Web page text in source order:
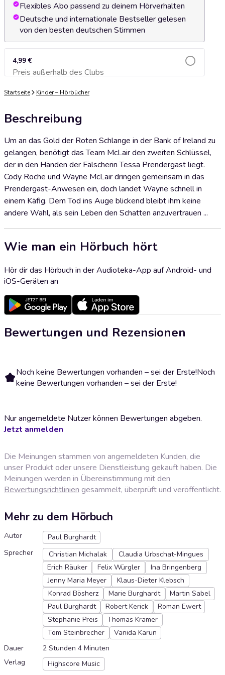
Flexibles Abo passend zu deinem Hörverhalten
Deutsche und internationale Bestseller gelesen
von den besten deutschen Stimmen
4,99 €
Preis außerhalb des ClubsZum Warenkorb hinzufügen
Startseite Kinder – Hörbücher
Beschreibung
Um an das Gold der Roten Schlange in der Bank of Ireland zu
gelangen, benötigt das Team McLair den zweiten Schlüssel,
der in den Händen der Fälscherin Tessa Prendergast liegt.
Cody Roche und Wayne McLair dringen gemeinsam in das
Prendergast-Anwesen ein, doch landet Wayne schnell in
einem Käfig. Dem Tod ins Auge blickend bleibt ihm keine
andere Wahl, als sein Leben den Schatten anzuvertrauen ...
Wie man ein Hörbuch hört
Hör dir das Hörbuch in der Audioteka-App auf Android- und
iOS-Geräten an
Bewertungen und Rezensionen
Noch keine Bewertungen vorhanden – sei der Erste!Noch
keine Bewertungen vorhanden – sei der Erste!
Nur angemeldete Nutzer können Bewertungen abgeben.
Jetzt anmelden
Die Meinungen stammen von angemeldeten Kunden, die
unser Produkt oder unsere Dienstleistung gekauft haben. Die
Meinungen werden in Übereinstimmung mit den
Bewertungsrichtlinien gesammelt, überprüft und veröffentlicht.
Mehr zu dem Hörbuch
Autor
Paul Burghardt
Sprecher
Christian Michalak
Claudia Urbschat-Mingues
Erich Räuker
Felix Würgler
Ina Bringenberg
Jenny Maria Meyer
Klaus-Dieter Klebsch
Konrad Bösherz
Marie Burghardt
Martin Sabel
Paul Burghardt
Robert Kerick
Roman Ewert
Stephanie Preis
Thomas Kramer
Tom Steinbrecher
Vanida Karun
Dauer
2 Stunden 4 Minuten
Verlag
Highscore Music